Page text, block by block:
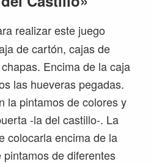
realizar este juego
de cartón, cajas de
Encima de la caja
las hueveras pegadas.
la pintamos de colores y
-la del castillo-. La
colocarla encima de la
de diferentes